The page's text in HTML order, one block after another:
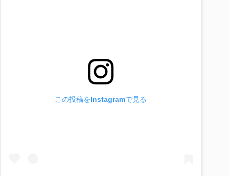
この投稿をInstagramで見る